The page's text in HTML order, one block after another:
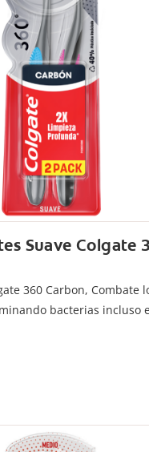
Suave Colgate
360 ​​Carbon, Combate
bacterias incluso